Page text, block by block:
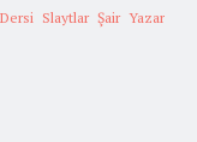
Slaytlar Şair Yazar